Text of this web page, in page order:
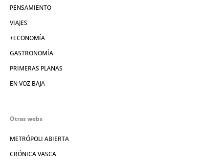
PENSAMIENTO
VIAJES
+ECONOMÍA
GASTRONOMÍA
PRIMERAS PLANAS
EN VOZ BAJA
Otras webs
METRÓPOLI ABIERTA
CRÓNICA VASCA